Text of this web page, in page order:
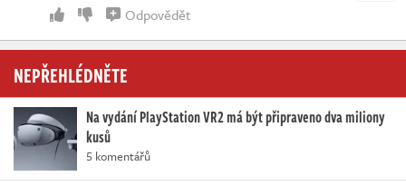
Odpovědět
NEPŘEHLÉDNĚTE
Na vydání PlayStation VR2 má být připraveno dva miliony
kusů
5 komentářů